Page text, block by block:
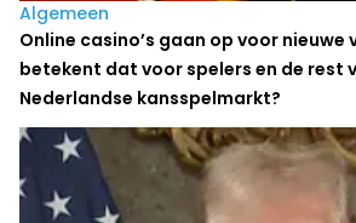
Algemeen
Online casino’s gaan op voor nieuwe
betekent dat voor spelers en de rest
Nederlandse kansspelmarkt?